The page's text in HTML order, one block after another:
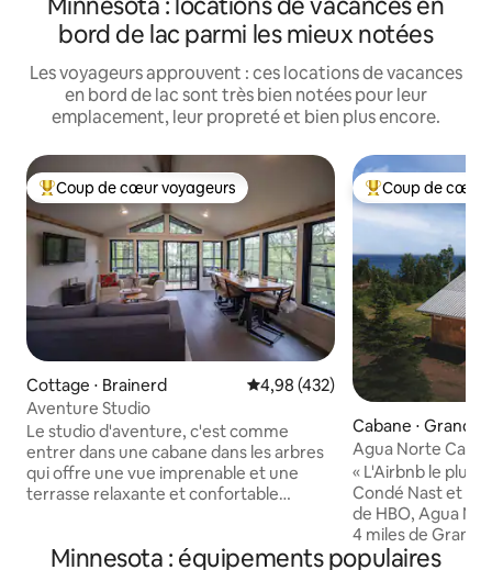
bord de lac parmi les mieux notées
Les voyageurs approuvent : ces locations de vacances
en bord de lac sont très bien notées pour leur
emplacement, leur propreté et bien plus encore.
Coups de cœur voyageurs les plus appréciés
Coup de cœur voyageurs
Cottage ⋅ Brainerd Évaluation moyenne sur la
4,98 (432)
Aventure Studio
Le studio d'aventure, c'est comme
entrer dans une cabane dans les arbres
qui offre une vue imprenable et une
terrasse relaxante et confortable
de la vue depuis deux murs pleins de
Coups de cœur
Coup de cœur
Cabane ⋅ Grand
Agua Norte Cabin
Supérieur et
« L'Airbnb le plus
Condé Nast et vu
de HBO, Agua
4 miles de Grand
lac Supérieur et
Minnesota : équipements populaires